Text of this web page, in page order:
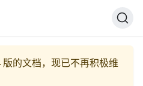
版的文档，现已不再积极维